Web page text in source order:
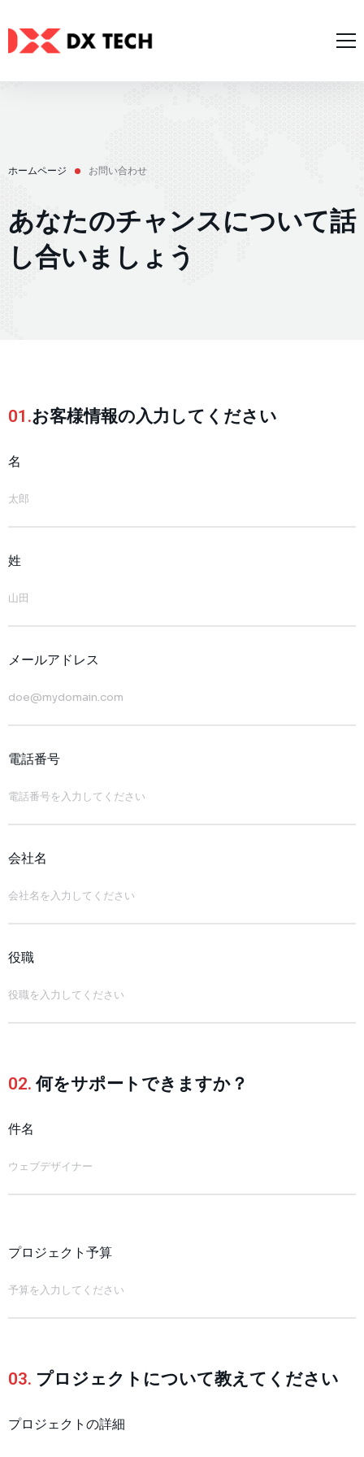
ウェブ開発
モバイル開発
ケーススタディ
お問い合わせ
日本語
ホームページ お問い合わせ
あなたのチャンスについて話
し合いましょう
01.お客様情報の入力してください
名
姓
メールアドレス
電話番号
会社名
役職
02. 何をサポートできますか？
件名
プロジェクト予算
03. プロジェクトについて教えてください
プロジェクトの詳細